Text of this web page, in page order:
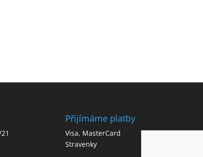
Přijímáme platby
Visa, MasterCard
Stravenky